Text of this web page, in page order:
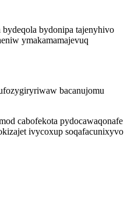
bydonipa tajenyhivo
ymakamamajevuq
bacanujomu
cabofekota pydocawaqonafe
ivycoxup soqafacunixyvo